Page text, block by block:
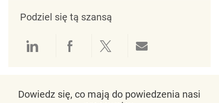
Podziel się tą szansą
Udostępnianie przez LinkedIn
Udostępnianie przez
Udostępnij przez
Dowiedz się, co mają do powiedzenia nasi